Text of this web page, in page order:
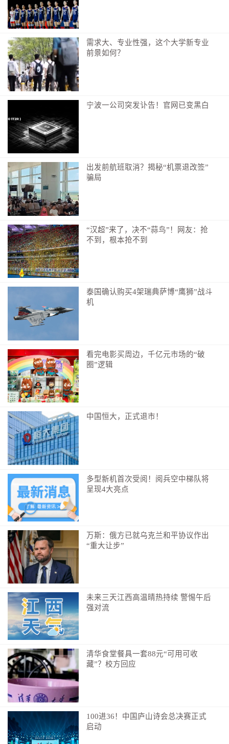
需求大、专业性强，这个大学新专业
前景如何？
宁波一公司突发讣告！官网已变黑白
出发前航班取消？揭秘“机票退改签”
骗局
“汉超”来了，决不“蒜鸟”！网友：抢
不到，根本抢不到
泰国确认购买4架瑞典萨博“鹰狮”战斗
机
看完电影买周边，千亿元市场的“破
圈”逻辑
中国恒大，正式退市！
多型新机首次受阅！阅兵空中梯队将
呈现4大亮点
万斯：俄方已就乌克兰和平协议作出
“重大让步”
未来三天江西高温晴热持续 警惕午后
强对流
清华食堂餐具一套88元“可用可收
藏”？校方回应
100进36！中国庐山诗会总决赛正式
启动